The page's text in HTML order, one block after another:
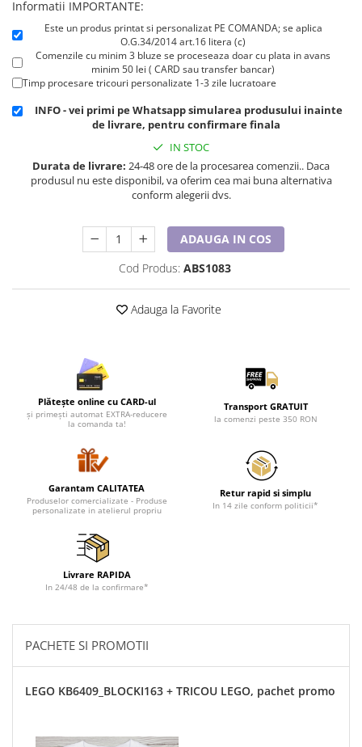
Cadouri Colegi, sefi sau angajati
Cadouri pentru Doctori
Cadouri pentru Sfânta Maria
Martisoare
Informatii IMPORTANTE:
Este un produs printat si personalizat PE COMANDA; se aplica
O.G.34/2014 art.16 litera (c)
Comenzile cu minim 3 bluze se proceseaza doar cu plata in avans
minim 50 lei ( CARD sau transfer bancar)
Timp procesare tricouri personalizate 1-3 zile lucratoare
INFO - vei primi pe Whatsapp simularea produsului inainte
de livrare, pentru confirmare finala
IN STOC
Durata de livrare: 24-48 ore de la procesarea comenzii.. Daca
produsul nu este disponibil, va oferim cea mai buna alternativa
conform alegerii dvs.
ADAUGA IN COS
Cod Produs: ABS1083
Adauga la Favorite
Plătește online cu CARD-ul
și primești automat EXTRA-reducere
la comanda ta!
Transport GRATUIT
la comenzi peste 350 RON
Garantam CALITATEA
Produselor comercializate - Produse
personalizate in atelierul propriu
Retur rapid si simplu
In 14 zile conform politicii*
Livrare RAPIDA
In 24/48 de la confirmare*
PACHETE SI PROMOTII
LEGO KB6409_BLOCKI163 + TRICOU LEGO, pachet promo